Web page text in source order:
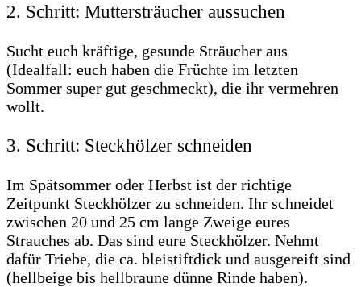
2. Schritt: Muttersträucher aussuchen
Sucht euch kräftige, gesunde Sträucher aus
(Idealfall: euch haben die Früchte im letzten
Sommer super gut geschmeckt), die ihr vermehren
wollt.
3. Schritt: Steckhölzer schneiden
Im Spätsommer oder Herbst ist der richtige
Zeitpunkt Steckhölzer zu schneiden. Ihr schneidet
zwischen 20 und 25 cm lange Zweige eures
Strauches ab. Das sind eure Steckhölzer. Nehmt
dafür Triebe, die ca. bleistiftdick und ausgereift sind
(hellbeige bis hellbraune dünne Rinde haben).